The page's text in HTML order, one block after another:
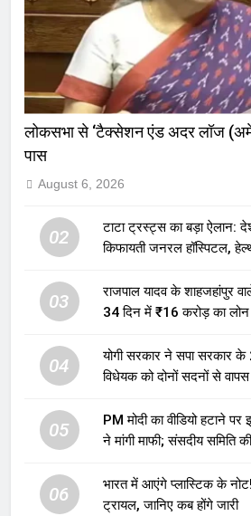
लोकसभा से ‘टैक्सेशन एंड अदर लॉज
पास
August 6, 2026
02
टाटा ट्रस्ट्स का बड़ा ऐलान:
किफायती जनरल हॉस्पिटल,
03
राजपाल यादव के शाहजहांपुर
34 दिन में ₹16 करोड़ का लोन
04
योगी सरकार ने सपा सरकार
विधेयक को दोनों सदनों से वापस
05
PM मोदी का वीडियो हटाने
ने मांगी माफी; संसदीय समिति
06
भारत में आएंगे प्लास्टिक के
ट्रायल, जानिए कब होंगे जारी